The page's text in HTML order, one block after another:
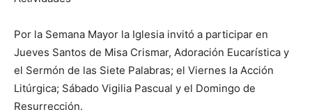
Por la Semana Mayor la Iglesia invitó a participar en
Jueves Santos de Misa Crismar, Adoración Eucarística y
el Sermón de las Siete Palabras; el Viernes la Acción
Litúrgica; Sábado Vigilia Pascual y el Domingo de
Resurrección.